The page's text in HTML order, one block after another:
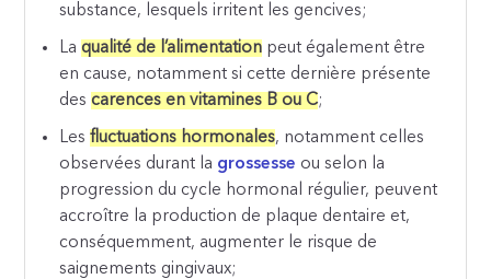
substance, lesquels irritent les gencives;
Laqualité de l’alimentation peut également être
en cause, notamment si cette dernière présente
des carences en vitamines B ou C;
Lesfluctuations hormonales, notamment celles
observées durant la grossesse ou selon la
progression du cycle hormonal régulier, peuvent
accroître la production de plaque dentaire et,
conséquemment, augmenter le risque de
saignements gingivaux;